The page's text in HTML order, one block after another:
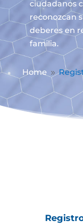
ciudadanos
reconozcan
deberes en
familia.
Home 9